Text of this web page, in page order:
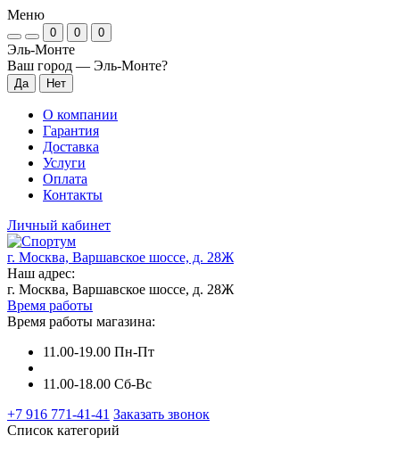
Меню
0 0 0
Эль-Монте
Ваш город — Эль-Монте?
О компании
Гарантия
Доставка
Услуги
Оплата
Контакты
Личный кабинет
г. Москва, Варшавское шоссе, д. 28Ж
Наш адрес:
г. Москва, Варшавское шоссе, д. 28Ж
Время работы
Время работы магазина:
11.00-19.00 Пн-Пт
11.00-18.00 Сб-Вс
+7 916 771-41-41 Заказать звонок
Список категорий